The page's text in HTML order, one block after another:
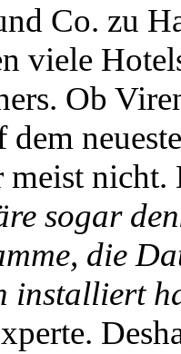
Co. zu
viele
Ob
nicht.
sogar
die
installiert